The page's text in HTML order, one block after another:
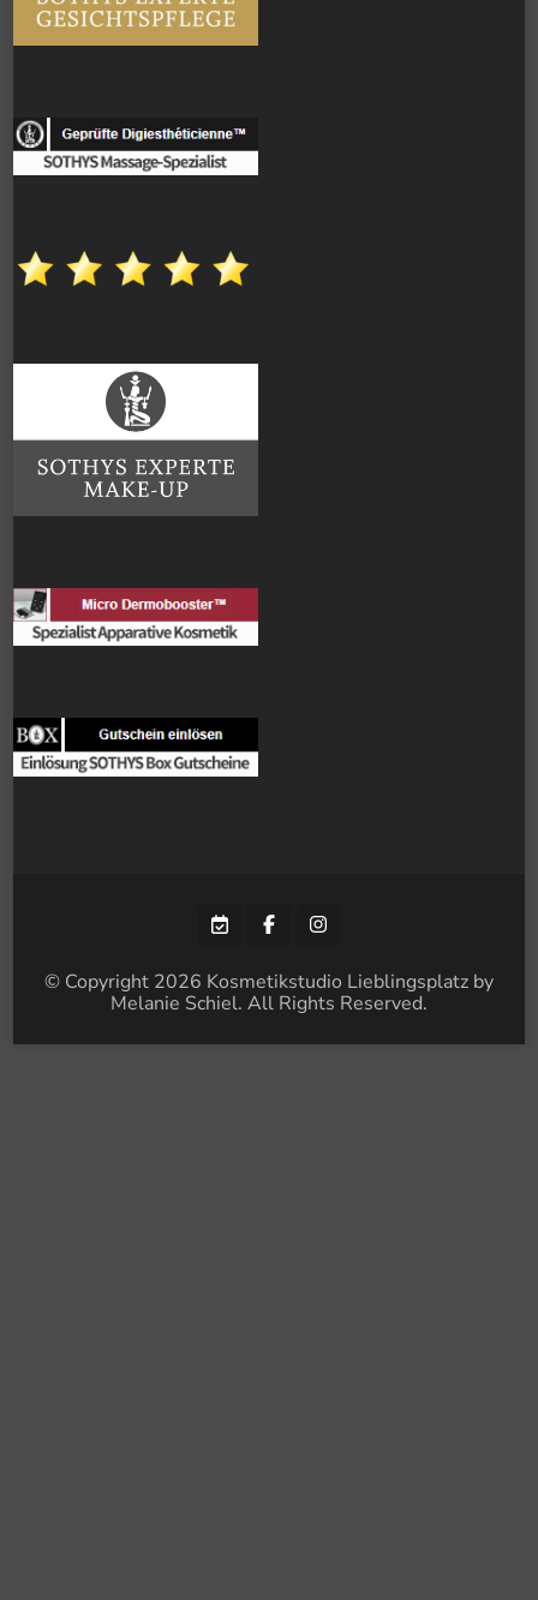
© Copyright 2026 Kosmetikstudio Lieblingsplatz by
Melanie Schiel. All Rights Reserved.